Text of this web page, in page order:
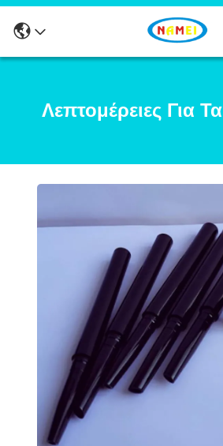
Λεπτομέρειες Για